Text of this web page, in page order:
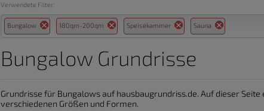
Verwendete Filter:
Bungalow 180qm-200qm Speisekammer Sauna
Bungalow Grundrisse
Grundrisse für Bungalows auf hausbaugrundriss.de. Auf dieser
verschiedenen Größen und Formen.